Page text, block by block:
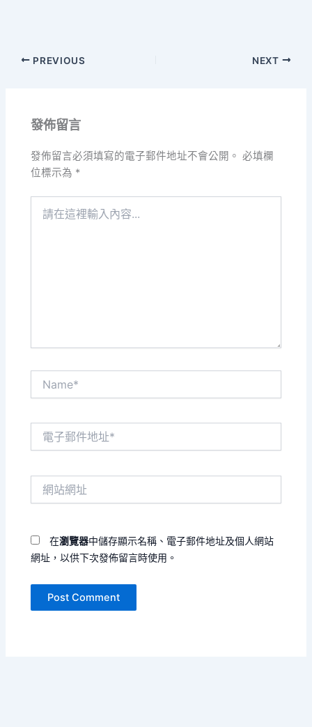
PREVIOUS NEXT
發佈留言
發佈留言必須填寫的電子郵件地址不會公開。 必填欄
位標示為 *
在瀏覽器中儲存顯示名稱、電子郵件地址及個人網站
網址，以供下次發佈留言時使用。